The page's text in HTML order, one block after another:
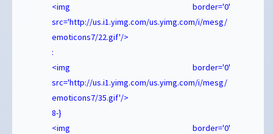
<img border='0'
src='http://us.i1.yimg.com/us.yimg.com/i/mesg/
emoticons7/22.gif'/>
:
<img border='0'
src='http://us.i1.yimg.com/us.yimg.com/i/mesg/
emoticons7/35.gif'/>
8-}
<img border='0'